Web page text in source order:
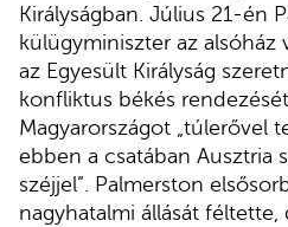
Királyságban. Július 21-én
külügyminiszter az alsóház
az Egyesült Királyság
konfliktus békés
Magyarországot „túlerővel
ebben a csatában Ausztria
széjjel”. Palmerston
nagyhatalmi állását féltette,